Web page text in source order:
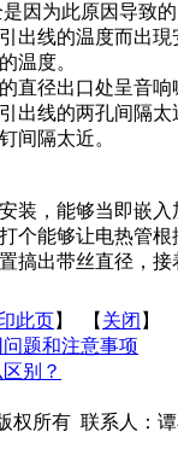
因为此原因导致
出线的温度而出
温度。
直径出口处呈音
出线的两孔间隔太
间隔太近。
装，能够当即嵌
个能够让电热管
搞出带丝直径，
此页 】 【 关闭 】
题和注意事项
别？
权所有 联系人：